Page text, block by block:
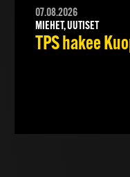
07.08.2026
MIEHET, UUTISET
TPS hakee